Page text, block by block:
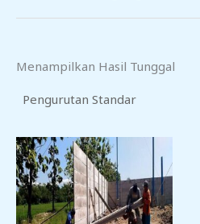
Menampilkan Hasil Tunggal